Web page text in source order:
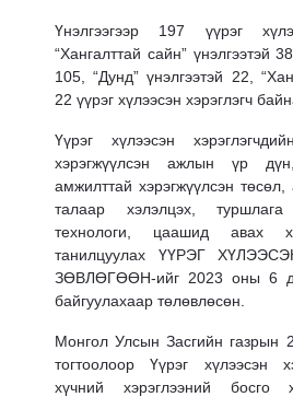
Үнэлгээгээр 197 үүрэг
“Хангалттай сайн” үнэлгээтэй
105, “Дунд” үнэлгээтэй 22,
22 үүрэг хүлээсэн хэрэглэгч
Үүрэг хүлээсэн
хэрэгжүүлсэн ажлын үр
амжилттай хэрэгжүүлсэн
талаар хэлэлцэх,
технологи, цаашид авах
танилцуулах ҮҮРЭГ
ЗӨВЛӨГӨӨН-ийг 2023 оны 6
байгуулахаар төлөвлөсөн.
Монгол Улсын Засгийн газрын
тогтоолоор Үүрэг хүлээсэн
хүчний хэрэглээний босго